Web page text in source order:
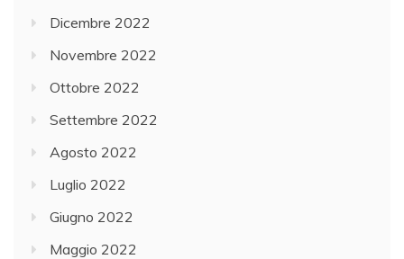
Dicembre 2022
Novembre 2022
Ottobre 2022
Settembre 2022
Agosto 2022
Luglio 2022
Giugno 2022
Maggio 2022